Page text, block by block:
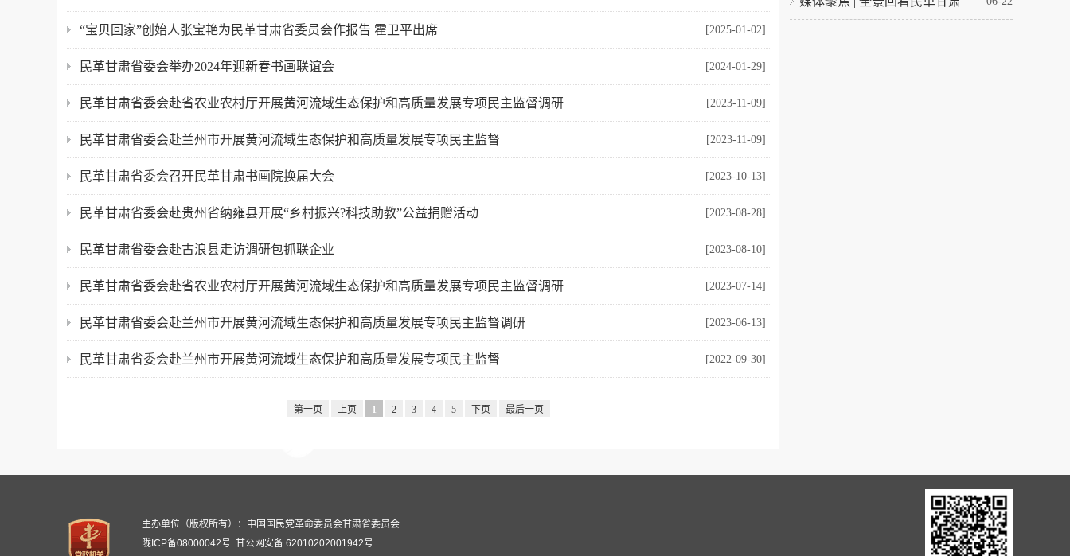
“宝贝回家”创始人张宝艳为民革甘肃省委员会作报告 霍卫平出席 [2025-01-02]
民革甘肃省委会举办2024年迎新春书画联谊会 [2024-01-29]
民革甘肃省委会赴省农业农村厅开展黄河流域生态保护和高质量发展专项民主监督调研 [2023-11-09]
民革甘肃省委会赴兰州市开展黄河流域生态保护和高质量发展专项民主监督 [2023-11-09]
民革甘肃省委会召开民革甘肃书画院换届大会 [2023-10-13]
民革甘肃省委会赴贵州省纳雍县开展“乡村振兴?科技助教”公益捐赠活动 [2023-08-28]
民革甘肃省委会赴古浪县走访调研包抓联企业 [2023-08-10]
民革甘肃省委会赴省农业农村厅开展黄河流域生态保护和高质量发展专项民主监督调研 [2023-07-14]
民革甘肃省委会赴兰州市开展黄河流域生态保护和高质量发展专项民主监督调研 [2023-06-13]
民革甘肃省委会赴兰州市开展黄河流域生态保护和高质量发展专项民主监督 [2022-09-30]
第一页 上页 1 2 3 4 5 下页 最后一页
主办单位（版权所有）：中国国民党革命委员会甘肃省委员会
陇ICP备08000042号 甘公网安备 62010202001942号